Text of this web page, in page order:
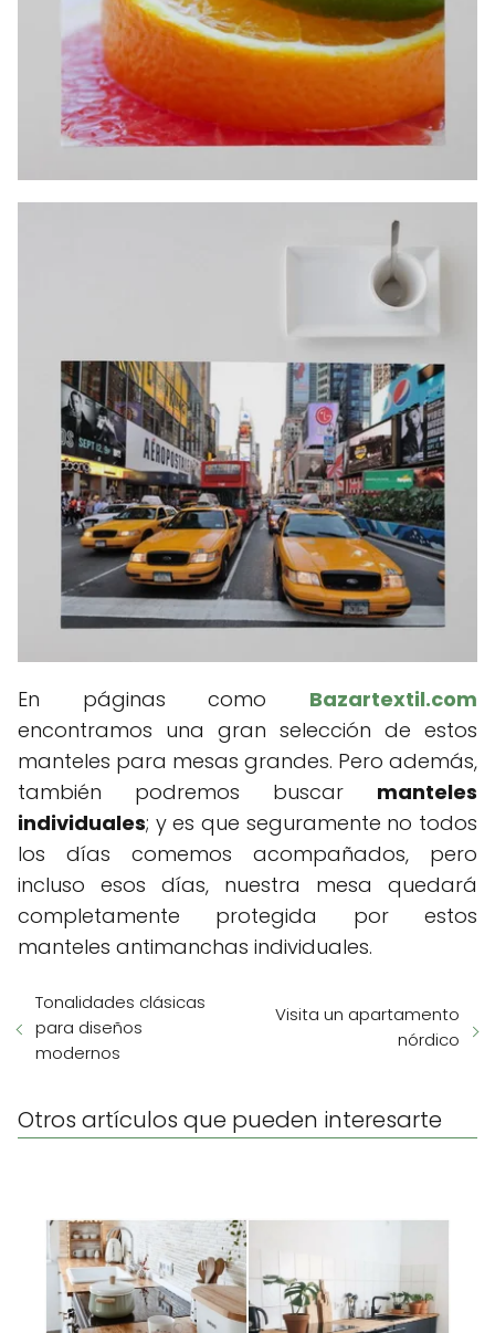
En páginas como Bazartextil.com
encontramos una gran selección de estos
manteles para mesas grandes. Pero además,
también podremos buscar manteles
individuales; y es que seguramente no todos
los días comemos acompañados, pero
incluso esos días, nuestra mesa quedará
completamente protegida por estos
manteles antimanchas individuales.
Tonalidades clásicas
para diseños
modernos
Visita un apartamento
nórdico
Otros artículos que pueden interesarte